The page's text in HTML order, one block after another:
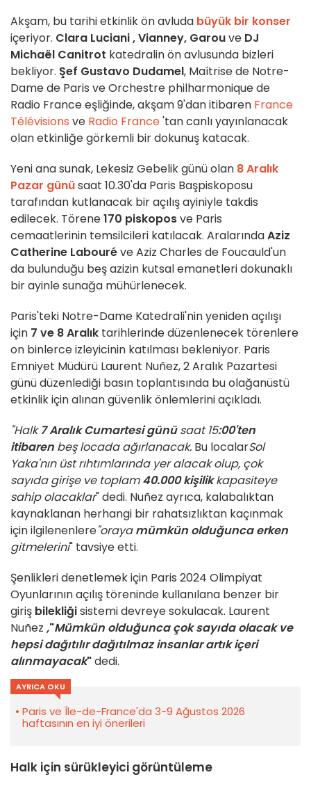
Akşam, bu tarihi etkinlik ön avluda büyük bir konser
içeriyor. Clara Luciani, Vianney, Garouve DJ
Michaël Canitrot katedralin ön avlusunda bizleri
bekliyor. Şef Gustavo Dudamel, Maîtrise de Notre-
Dame de Paris ve Orchestre philharmonique de
Radio France eşliğinde, akşam 9'dan itibaren France
Télévisions ve Radio France'tan canlı yayınlanacak
olan etkinliğe görkemli bir dokunuş katacak.
Yeni ana sunak, Lekesiz Gebelik günü olan 8 Aralık
Pazar günüsaat 10.30'da Paris Başpiskoposu
tarafından kutlanacak bir açılış ayiniyle takdis
edilecek. Törene170 piskoposve Paris
cemaatlerinin temsilcileri katılacak. AralarındaAziz
Catherine Labouréve Aziz Charles de Foucauld'un
da bulunduğu beş azizin kutsal emanetleri dokunaklı
bir ayinle sunağa mühürlenecek.
Paris'teki Notre-Dame Katedrali'nin yeniden açılışı
için 7 ve 8 Aralık tarihlerinde düzenlenecek törenlere
on binlerce izleyicinin katılması bekleniyor. Paris
Emniyet Müdürü Laurent Nuñez, 2 Aralık Pazartesi
günü düzenlediği basın toplantısında bu olağanüstü
etkinlik için alınan güvenlik önlemlerini açıkladı.
"Halk7 Aralık Cumartesi günüsaat 15:00'ten
itibaren beş locada ağırlanacak. Bu localarSol
Yaka'nın üst rıhtımlarında yer alacak olup, çok
sayıda girişe ve toplam40.000 kişilikkapasiteye
sahip olacaklar" dedi. Nuñez ayrıca, kalabalıktan
kaynaklanan herhangi bir rahatsızlıktan kaçınmak
için ilgilenenlere"orayamümkün olduğunca erken
gitmelerini" tavsiye etti.
Şenlikleri denetlemek için Paris 2024 Olimpiyat
Oyunlarının açılış töreninde kullanılana benzer bir
giriş bilekliğisistemi devreye sokulacak. Laurent
Nuñez ,"Mümkün olduğunca çok sayıda olacak ve
hepsi dağıtılır dağıtılmaz insanlar artık içeri
alınmayacak"dedi.
AYRICA OKU
Paris ve Île-de-France'da 3-9 Ağustos 2026
haftasının en iyi önerileri
Halk için sürükleyici görüntüleme